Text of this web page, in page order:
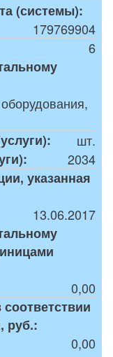
(системы):
179769904
6
шт.
2034
указанная
13.06.2017
0,00
руб.:
0,00